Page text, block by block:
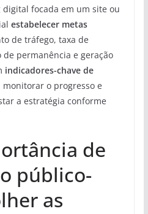
focada em um site ou
estabelecer metas
de tráfego, taxa de
permanência e geração
indicadores-chave de
o progresso e
a estratégia conforme
de
público-
as